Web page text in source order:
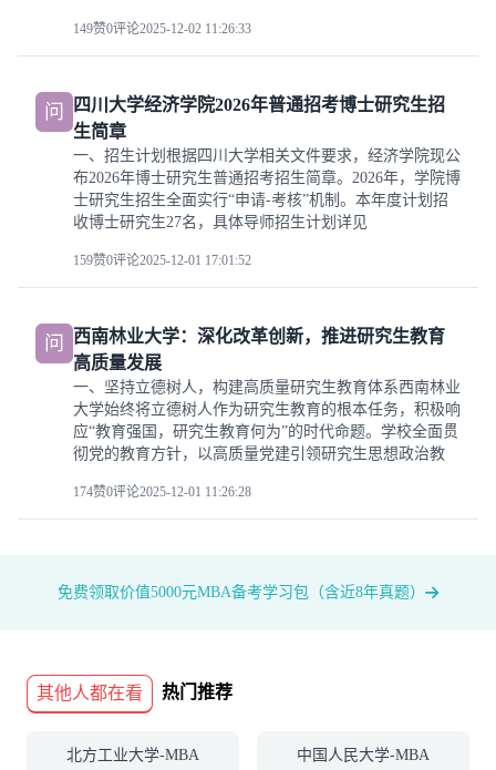
149赞0评论2025-12-02 11:26:33
问
四川大学经济学院2026年普通招考博士研究生招
生简章
一、招生计划根据四川大学相关文件要求，经济学院现公
布2026年博士研究生普通招考招生简章。2026年，学院博
士研究生招生全面实行“申请-考核”机制。本年度计划招
收博士研究生27名，具体导师招生计划详见
159赞0评论2025-12-01 17:01:52
问
西南林业大学：深化改革创新，推进研究生教育
高质量发展
一、坚持立德树人，构建高质量研究生教育体系西南林业
大学始终将立德树人作为研究生教育的根本任务，积极响
应“教育强国，研究生教育何为”的时代命题。学校全面贯
彻党的教育方针，以高质量党建引领研究生思想政治教
174赞0评论2025-12-01 11:26:28
免费领取价值5000元MBA备考学习包（含近8年真题）
其他人都在看 热门推荐
北方工业大学-MBA 中国人民大学-MBA